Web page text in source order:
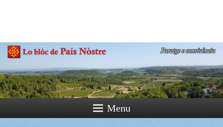
Paratge e Convivència
Menu